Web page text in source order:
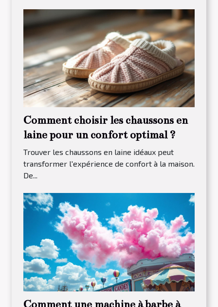
Comment choisir les chaussons en
laine pour un confort optimal ?
Trouver les chaussons en laine idéaux peut
transformer l'expérience de confort à la maison.
De...
Comment une machine à barbe à